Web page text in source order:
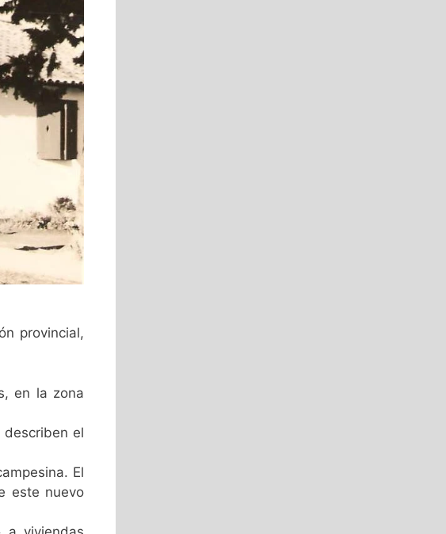
provincial,
en la zona
describen el
El
este nuevo